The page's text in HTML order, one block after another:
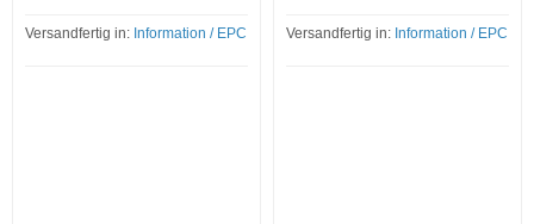
Versandfertig in: Information / EPC Versandfertig in: Information / EPC